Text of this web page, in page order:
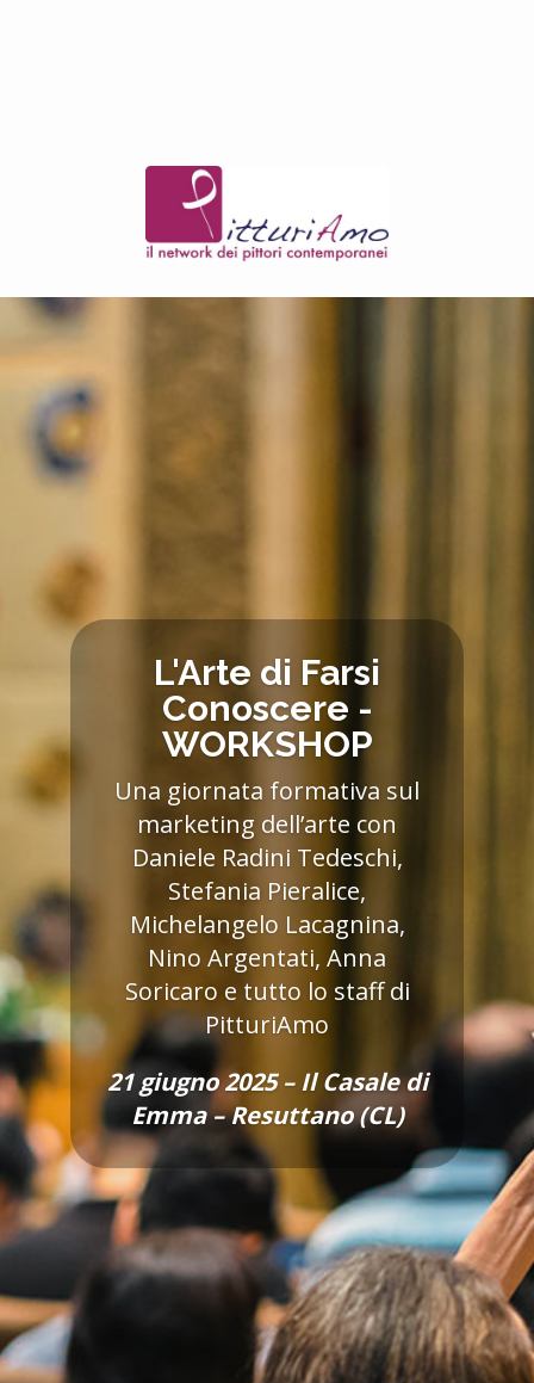
L'Arte di Farsi
Conoscere -
WORKSHOP
Una giornata formativa sul
marketing dell’arte con
Daniele Radini Tedeschi,
Stefania Pieralice,
Michelangelo Lacagnina,
Nino Argentati, Anna
Soricaro e tutto lo staff di
PitturiAmo
21 giugno 2025 – Il Casale di
Emma – Resuttano (CL)